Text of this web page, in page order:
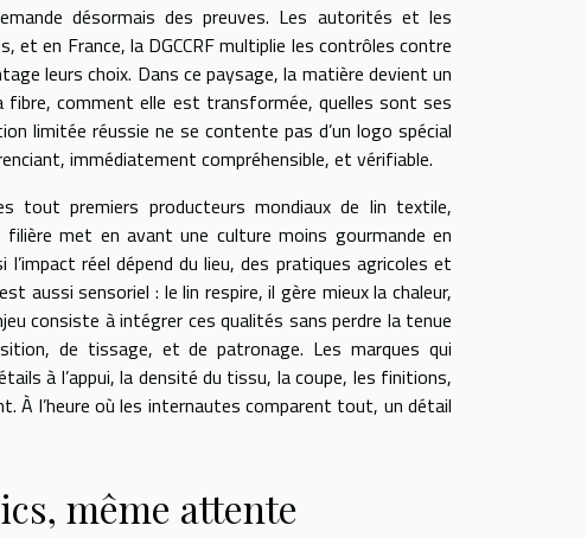
désormais des preuves. Les autorités et les
en France, la DGCCRF multiplie les contrôles contre
leurs choix. Dans ce paysage, la matière devient un
fibre, comment elle est transformée, quelles sont ses
limitée réussie ne se contente pas d’un logo spécial
immédiatement compréhensible, et vérifiable.
tout premiers producteurs mondiaux de lin textile,
met en avant une culture moins gourmande en
réel dépend du lieu, des pratiques agricoles et
aussi sensoriel : le lin respire, il gère mieux la chaleur,
consiste à intégrer ces qualités sans perdre la tenue
de tissage, et de patronage. Les marques qui
à l’appui, la densité du tissu, la coupe, les finitions,
À l’heure où les internautes comparent tout, un détail
même attente